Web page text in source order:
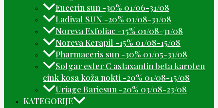
Eucerin sun -30% 01/06-31/08
Ladival SUN -20% 01/08-31/08
Noreva Exfoliac -15% 01/08-31/08
Noreva Kerapil -15% 01/08-15/08
Pharmaceris sun -30% 01/05-31/08
Solgar ester C astaxantin beta karoten
cink kosa koža nokti -20% 01/08-15/08
Uriage Bariesun -20% 03/08-23/08
KATEGORIJE